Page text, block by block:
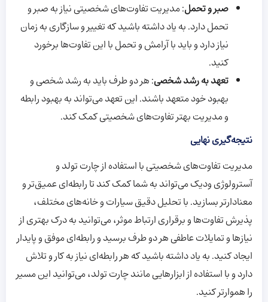
صبر و تحمل: مدیریت تفاوت‌های شخصیتی نیاز به صبر و
تحمل دارد. به یاد داشته باشید که تغییر و سازگاری به زمان
نیاز دارد و باید با آرامش و تحمل با این تفاوت‌ها برخورد
کنید.
تعهد به رشد شخصی: هر دو طرف باید به رشد شخصی و
بهبود خود متعهد باشند. این تعهد می‌تواند به بهبود رابطه
و مدیریت بهتر تفاوت‌های شخصیتی کمک کند.
نتیجه‌گیری نهایی
مدیریت تفاوت‌های شخصیتی با استفاده از چارت تولد و
آسترولوژی ودیک می‌تواند به شما کمک کند تا رابطه‌ای عمیق‌تر و
معنادارتر بسازید. با تحلیل دقیق سیارات و خانه‌های مختلف،
پذیرش تفاوت‌ها و برقراری ارتباط موثر، می‌توانید به درک بهتری از
نیازها و تمایلات عاطفی هر دو طرف برسید و رابطه‌ای موفق و پایدار
ایجاد کنید. به یاد داشته باشید که هر رابطه‌ای نیاز به کار و تلاش
دارد و با استفاده از ابزارهایی مانند چارت تولد، می‌توانید این مسیر
را هموارتر کنید.